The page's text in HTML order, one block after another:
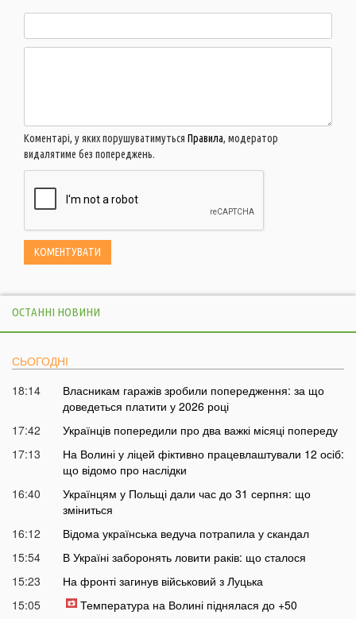
Коментарі, у яких порушуватимуться Правила, модератор
видалятиме без попереджень.
ОСТАННІ НОВИНИ
СЬОГОДНІ
18:14
Власникам гаражів зробили попередження: за що
доведеться платити у 2026 році
17:42
Українців попередили про два важкі місяці попереду
17:13
На Волині у ліцей фіктивно працевлаштували 12 осіб:
що відомо про наслідки
16:40
Українцям у Польщі дали час до 31 серпня: що
зміниться
16:12
Відома українська ведуча потрапила у скандал
15:54
В Україні заборонять ловити раків: що сталося
15:23
На фронті загинув військовий з Луцька
15:05
Температура на Волині піднялася до +50